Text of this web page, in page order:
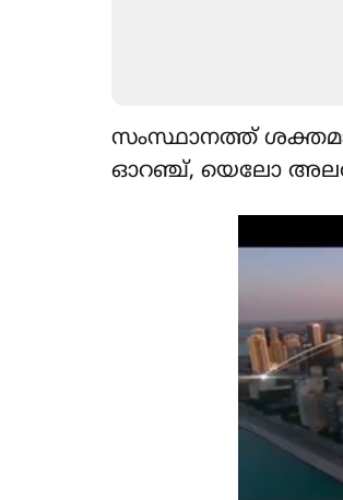
സംസ്ഥാനത്ത്
ഓറഞ്ച്, യെലോ